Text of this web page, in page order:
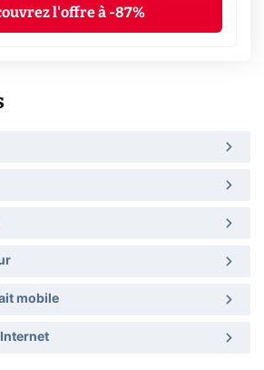
l'offre à -87%
mobile